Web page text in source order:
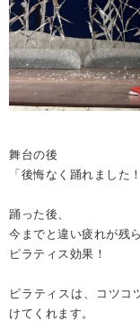
舞台の後
「後悔なく踊れました
踊った後、
今までと違い疲れが残
ピラティス効果！
ピラティスは、コツコ
けてくれます。